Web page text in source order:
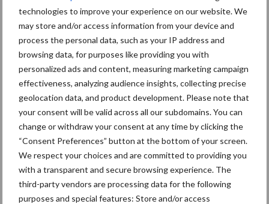
technologies to improve your experience on our website. We
may store and/or access information from your device and
process the personal data, such as your IP address and
browsing data, for purposes like providing you with
personalized ads and content, measuring marketing campaign
effectiveness, analyzing audience insights, collecting precise
geolocation data, and product development. Please note that
your consent will be valid across all our subdomains. You can
change or withdraw your consent at any time by clicking the
“Consent Preferences” button at the bottom of your screen.
We respect your choices and are committed to providing you
with a transparent and secure browsing experience. The
third-party vendors are processing data for the following
purposes and special features: Store and/or access
Primaire
Recent nieuws Partner nieuws
Mastitis Hittestress
Toon meer